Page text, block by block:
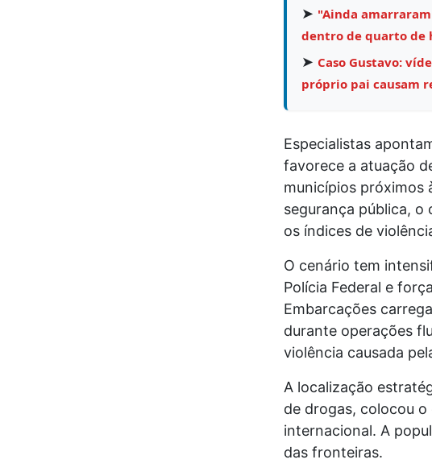
➤ "Ainda
dentro de quarto de
➤ Caso Gustavo:
próprio pai causam
Especialistas
favorece a atuação
municípios próximos
segurança pública,
os índices de
O cenário tem
Polícia Federal e
Embarcações
durante operações
violência causada
A localização
de drogas, colocou
internacional. A
das fronteiras.